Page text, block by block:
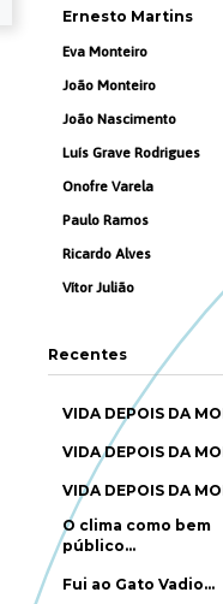
Ernesto Martins
Eva Monteiro
João Monteiro
João Nascimento
Luís Grave Rodrigues
Onofre Varela
Paulo Ramos
Ricardo Alves
Vítor Julião
Recentes
VIDA DEPOIS DA
VIDA DEPOIS DA
VIDA DEPOIS DA
O clima como bem
público…
Fui ao Gato Vadio…